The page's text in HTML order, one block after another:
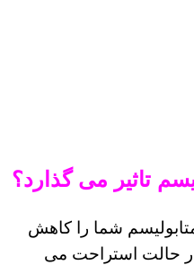
تاثیر می گذارد؟
شما را کاهش
در حالت استراحت می